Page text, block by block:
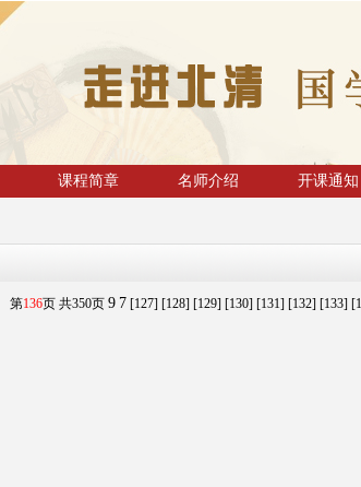
课程简章 名师介绍 开课通知
第136页 共350页 9 7 [127] [128] [129] [130] [131] [132] [133]